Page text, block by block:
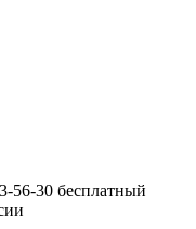
56-30 бесплатный